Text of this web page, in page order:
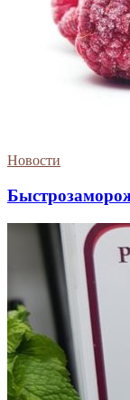
Новости